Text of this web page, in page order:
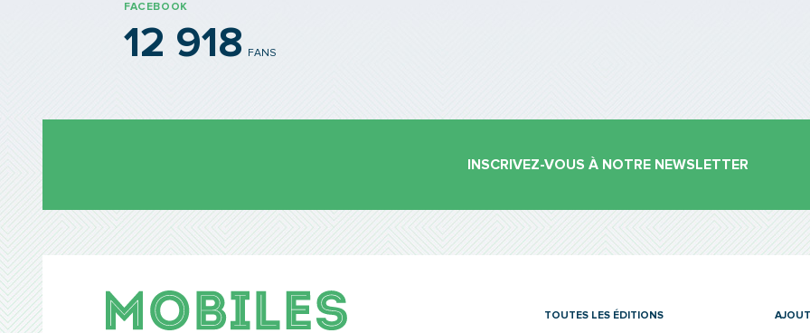
FACEBOOK
12 918 FANS
INSCRIVEZ-VOUS À NOTRE NEWSLETTER
TOUTES LES ÉDITIONS